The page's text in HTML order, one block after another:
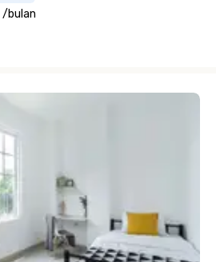
/bulan